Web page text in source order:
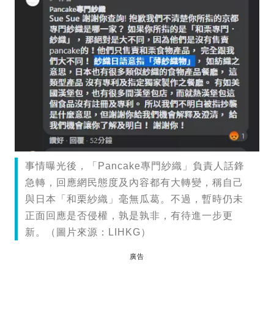
事情曝光後，「Pancake專門紗織」負責人話鋒
急轉，回應網民態度及內容都有大轉變，稱自己
與日本「和栗紗織」毫無瓜葛。不過，暫時仍未
正面回應是否侵權，孰是孰非，有待進一步更
新。（圖片來源：LIHKG）
廣告